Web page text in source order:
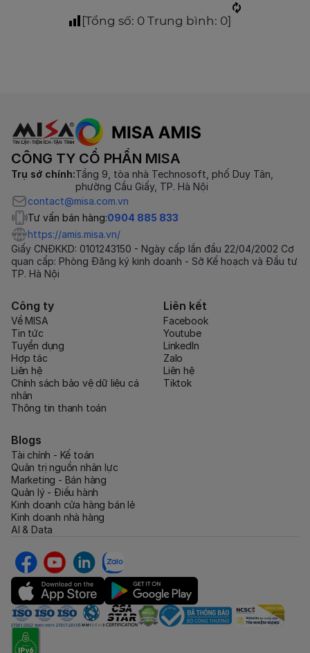
[Tổng số: 0 Trung bình: 0]
CÔNG TY CỔ PHẦN MISA
Trụ sở chính:Tầng 9, tòa nhà Technosoft, phố Duy Tân,
phường Cầu Giấy, TP. Hà Nội
contact@misa.com.vn
Tư vấn bán hàng:0904 885 833
https://amis.misa.vn/
Giấy CNĐKKD: 0101243150 - Ngày cấp lần đầu 22/04/2002 Cơ
quan cấp: Phòng Đăng ký kinh doanh - Sở Kế hoạch và Đầu tư
TP. Hà Nội
Công ty
Về MISA
Tin tức
Tuyển dụng
Hợp tác
Liên hệ
Chính sách bảo vệ dữ liệu cá
nhân
Thông tin thanh toán
Liên kết
Facebook
Youtube
LinkedIn
Zalo
Liên hệ
Tiktok
Blogs
Tài chính - Kế toán
Quản trị nguồn nhân lực
Marketing - Bán hàng
Quản lý - Điều hành
Kinh doanh cửa hàng bán lẻ
Kinh doanh nhà hàng
AI & Data